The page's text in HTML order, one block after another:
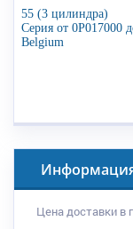
55 (3 цилиндра)
Серия от 0P017000
Belgium
Цена доставки в